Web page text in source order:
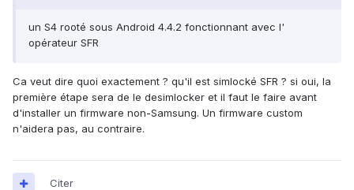
un S4 rooté sous Android 4.4.2 fonctionnant avec l'
opérateur SFR
Ca veut dire quoi exactement ? qu'il est simlocké SFR ? si oui, la
première étape sera de le desimlocker et il faut le faire avant
d'installer un firmware non-Samsung. Un firmware custom
n'aidera pas, au contraire.
Citer